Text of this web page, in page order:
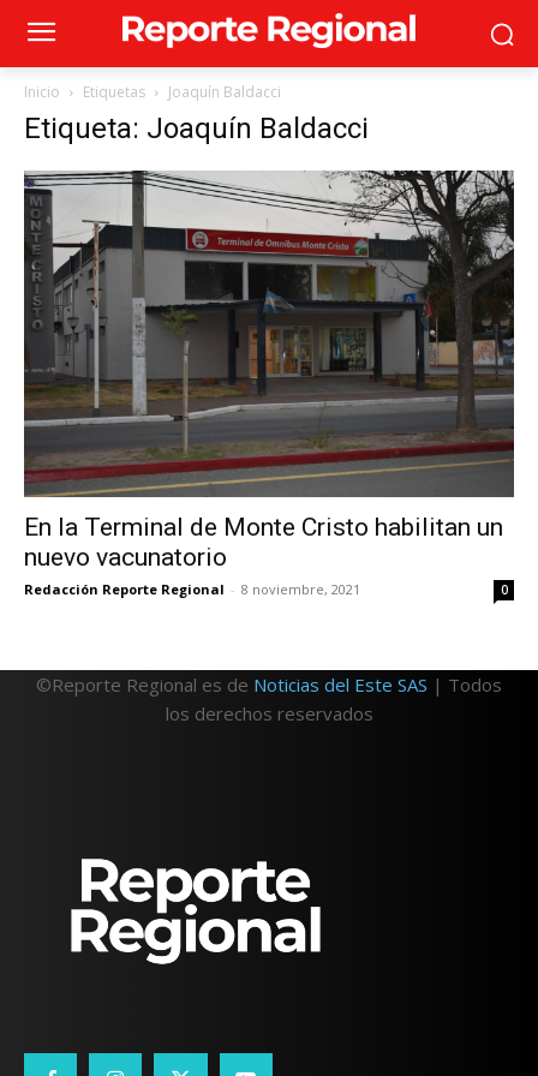
Inicio Etiquetas Joaquín Baldacci
Etiqueta: Joaquín Baldacci
En la Terminal de Monte Cristo habilitan un
nuevo vacunatorio
Redacción Reporte Regional - 8 noviembre, 2021 0
©Reporte Regional es de Noticias del Este SAS | Todos
los derechos reservados